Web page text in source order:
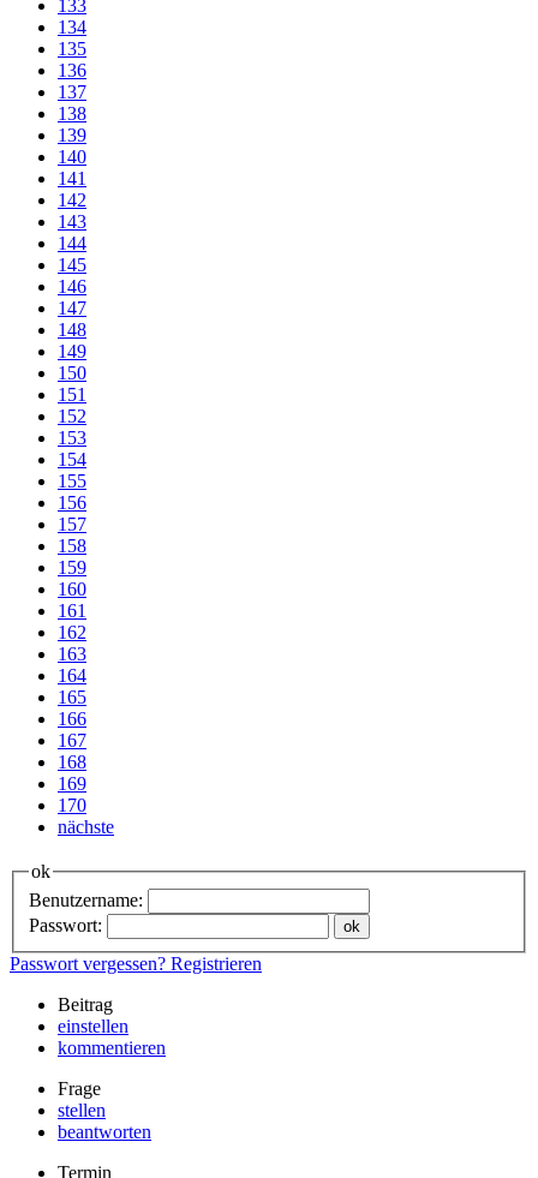
133
134
135
136
137
138
139
140
141
142
143
144
145
146
147
148
149
150
151
152
153
154
155
156
157
158
159
160
161
162
163
164
165
166
167
168
169
170
nächste
ok
Benutzername:
Passwort:
Passwort vergessen? Registrieren
Beitrag
einstellen
kommentieren
Frage
stellen
beantworten
Termin